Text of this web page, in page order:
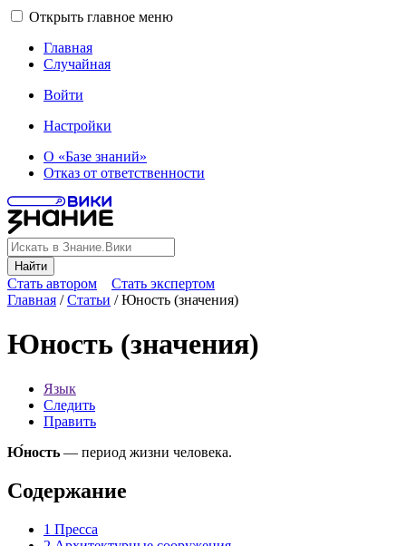
Открыть главное меню
Главная
Случайная
Войти
Настройки
О «Базе знаний»
Отказ от ответственности
Найти
Стать автором
Стать экспертом
Главная /Статьи /Юность (значения)
Юность (значения)
Язык
Следить
Править
Ю́ность — период жизни человека.
Содержание
1 Пресса